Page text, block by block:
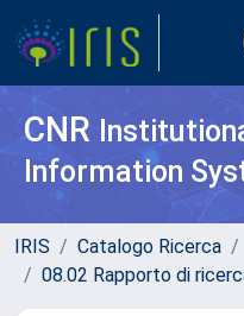
CNR
Information
IRIS Catalogo Ricerca
08.02 Rapporto di